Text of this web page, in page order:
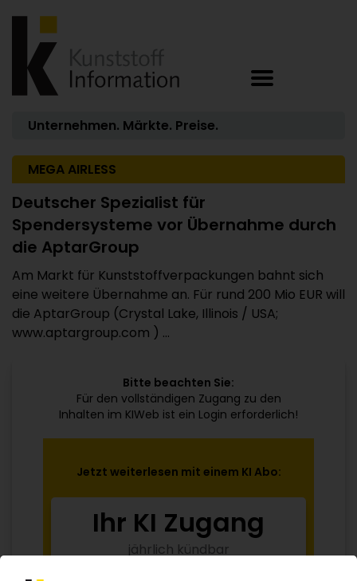
Unternehmen. Märkte. Preise.
MEGA AIRLESS
Deutscher Spezialist für
Spendersysteme vor Übernahme durch
die AptarGroup
Am Markt für Kunststoffverpackungen bahnt sich
eine weitere Übernahme an. Für rund 200 Mio EUR will
die AptarGroup (Crystal Lake, Illinois / USA;
www.aptargroup.com ) ...
Bitte beachten Sie:
Für den vollständigen Zugang zu den
Inhalten im KIWeb ist ein Login erforderlich!
Jetzt weiterlesen mit einem KI Abo:
Ihr KI Zugang
jährlich kündbar